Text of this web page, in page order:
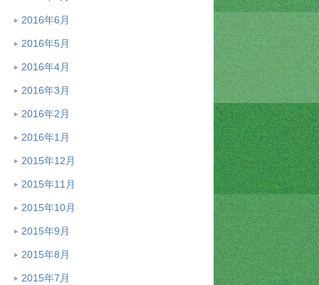
2016年6月
2016年5月
2016年4月
2016年3月
2016年2月
2016年1月
2015年12月
2015年11月
2015年10月
2015年9月
2015年8月
2015年7月